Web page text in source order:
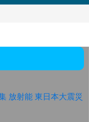
放射能 東日本大震災